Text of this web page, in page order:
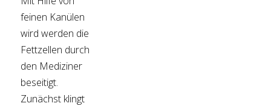
feinen Kanülen
wird werden die
Fettzellen durch
den Mediziner
beseitigt.
Zunächst klingt